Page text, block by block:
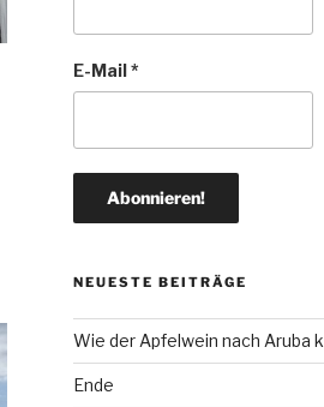
E-Mail*
NEUESTE BEITRÄGE
Wie der Apfelwein nach Aruba
Ende